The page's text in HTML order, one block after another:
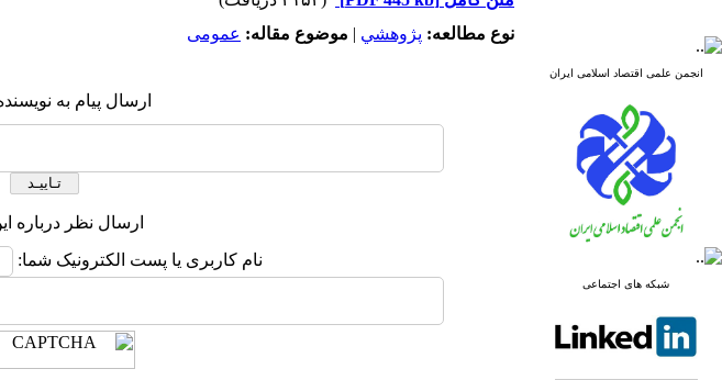
انجمن علمی اقتصاد اسلامی ایران
شبکه های اجتماعی
نوع مطالعه: پژوهشي | موضوع مقاله: عمومى
ارسال پیام به
ارسال نظر درباره
نام کاربری یا پست الکترونیک شما: